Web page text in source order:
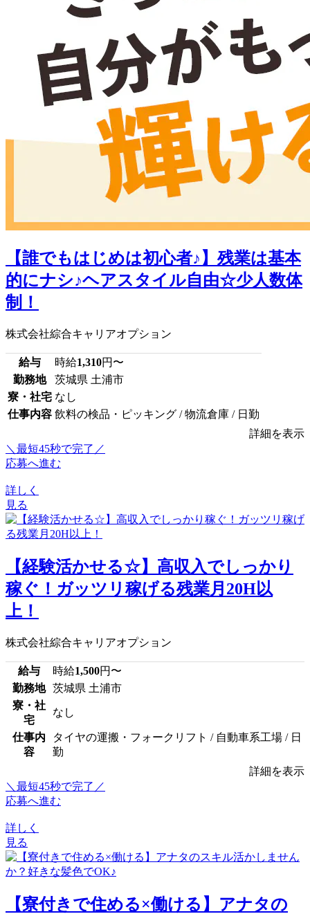
【誰でもはじめは初心者♪】残業は基本
的にナシ♪ヘアスタイル自由☆少人数体
制！
株式会社綜合キャリアオプション
給与 時給1,310円〜
勤務地
茨城県 土浦市
寮・社宅 なし
仕事内容 飲料の検品・ピッキング / 物流倉庫 / 日勤
詳細を表示
＼最短45秒で完了／
応募へ進む
詳しく
見る
【経験活かせる☆】高収入でしっかり
稼ぐ！ガッツリ稼げる残業月20H以
上！
株式会社綜合キャリアオプション
給与 時給1,500円〜
勤務地
茨城県 土浦市
寮・社
宅
なし
仕事内
容
タイヤの運搬・フォークリフト / 自動車系工場 / 日
勤
詳細を表示
＼最短45秒で完了／
応募へ進む
詳しく
見る
【寮付きで住める×働ける】アナタの